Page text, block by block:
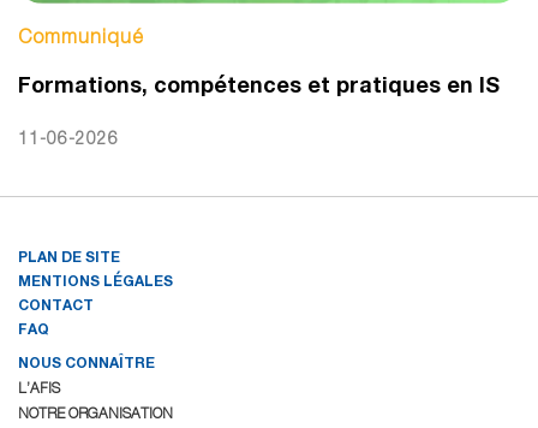
Communiqué
Formations, compétences et pratiques en IS
11-06-2026
PLAN DE SITE
MENTIONS LÉGALES
CONTACT
FAQ
NOUS CONNAÎTRE
L’AFIS
NOTRE ORGANISATION